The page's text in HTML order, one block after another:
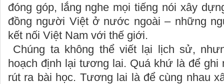
đóng góp, lắng nghe mọi tiếng nói xây
đồng người Việt ở nước ngoài – những
kết nối Việt Nam với thế giới.
Chúng ta không thể viết lại lịch sử,
hoạch định lại tương lai. Quá khứ là để ghi
rút ra bài học. Tương lai là để cùng nhau